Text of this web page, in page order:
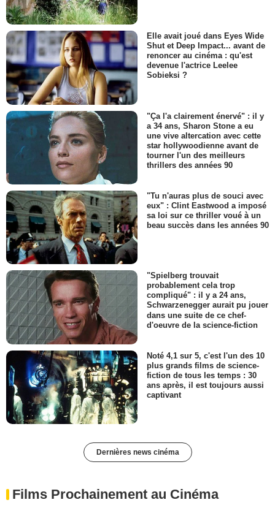
Elle avait joué dans Eyes Wide
Shut et Deep Impact... avant de
renoncer au cinéma : qu'est
devenue l'actrice Leelee
Sobieksi ?
"Ça l'a clairement énervé" : il y
a 34 ans, Sharon Stone a eu
une vive altercation avec cette
star hollywoodienne avant de
tourner l'un des meilleurs
thrillers des années 90
"Tu n'auras plus de souci avec
eux" : Clint Eastwood a imposé
sa loi sur ce thriller voué à un
beau succès dans les années 90
"Spielberg trouvait
probablement cela trop
compliqué" : il y a 24 ans,
Schwarzenegger aurait pu jouer
dans une suite de ce chef-
d'oeuvre de la science-fiction
Noté 4,1 sur 5, c'est l'un des 10
plus grands films de science-
fiction de tous les temps : 30
ans après, il est toujours aussi
captivant
Dernières news cinéma
Films Prochainement au Cinéma